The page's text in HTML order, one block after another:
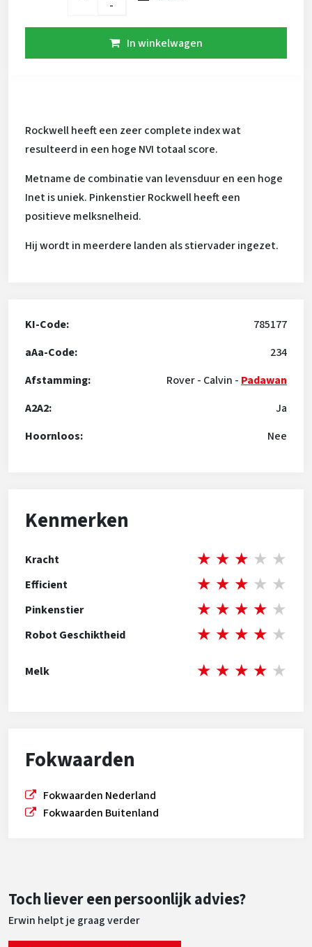
Rockwell heeft een zeer complete index wat
resulteerd in een hoge NVI totaal score.
Metname de combinatie van levensduur en een hoge
Inet is uniek. Pinkenstier Rockwell heeft een
positieve melksnelheid.
Hij wordt in meerdere landen als stiervader ingezet.
KI-Code:
785177
aAa-Code:
234
Afstamming:
Rover- Calvin - Padawan
A2A2:
Ja
Hoornloos:
Nee
Kenmerken
Kracht ★ ★ ★ ★ ★
Efficient ★ ★ ★ ★ ★
Pinkenstier ★ ★ ★ ★ ★
Robot Geschiktheid ★ ★ ★ ★ ★
Melk ★ ★ ★ ★ ★
Fokwaarden
Fokwaarden Nederland
Fokwaarden Buitenland
Toch liever een persoonlijk advies?
Erwin helpt je graag verder
-
In winkelwagen